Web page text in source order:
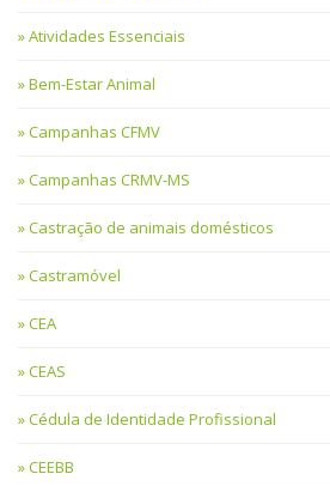
Atividades Essenciais
Bem-Estar Animal
Campanhas CFMV
Campanhas CRMV-MS
Castração de animais domésticos
Castramóvel
CEA
CEAS
Cédula de Identidade Profissional
CEEBB